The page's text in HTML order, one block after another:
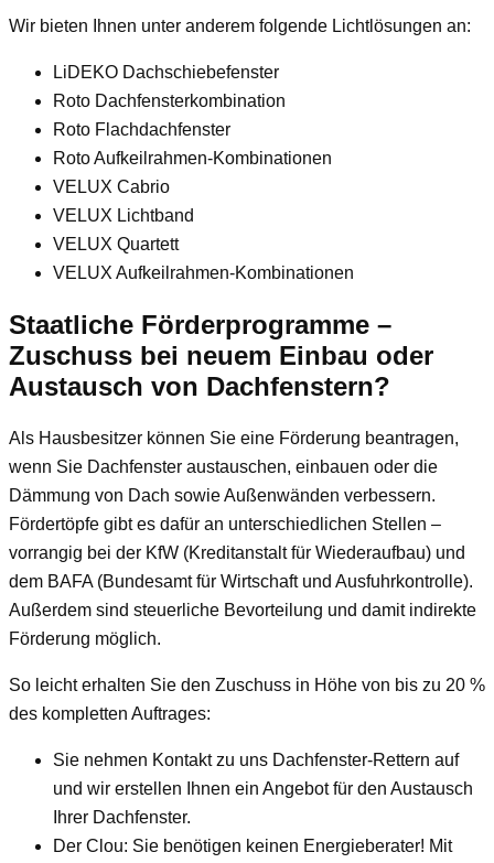
Wir bieten Ihnen unter anderem folgende Lichtlösungen an:
LiDEKO Dachschiebefenster
Roto Dachfensterkombination
Roto Flachdachfenster
Roto Aufkeilrahmen-Kombinationen
VELUX Cabrio
VELUX Lichtband
VELUX Quartett
VELUX Aufkeilrahmen-Kombinationen
Staatliche Förderprogramme –
Zuschuss bei neuem Einbau oder
Austausch von Dachfenstern?
Als Hausbesitzer können Sie eine Förderung beantragen,
wenn Sie Dachfenster austauschen, einbauen oder die
Dämmung von Dach sowie Außenwänden verbessern.
Fördertöpfe gibt es dafür an unterschiedlichen Stellen –
vorrangig bei der KfW (Kreditanstalt für Wiederaufbau) und
dem BAFA (Bundesamt für Wirtschaft und Ausfuhrkontrolle).
Außerdem sind steuerliche Bevorteilung und damit indirekte
Förderung möglich.
So leicht erhalten Sie den Zuschuss in Höhe von bis zu 20 %
des kompletten Auftrages:
Sie nehmen Kontakt zu uns Dachfenster-Rettern auf
und wir erstellen Ihnen ein Angebot für den Austausch
Ihrer Dachfenster.
Der Clou: Sie benötigen keinen Energieberater! Mit